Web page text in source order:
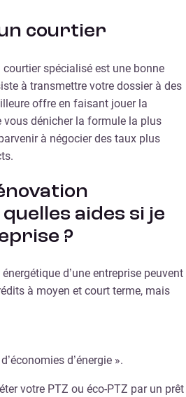
courtier
courtier spécialisé est une bonne
à transmettre votre dossier à des
offre en faisant jouer la
vous dénicher la formule la plus
à négocier des taux plus
aides si je
?
d’une entreprise peuvent
à moyen et court terme, mais
d’énergie ».
votre PTZ ou éco-PTZ par un prêt